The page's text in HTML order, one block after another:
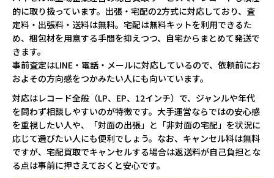
的に取り扱っています。出張・宅配の2方式に対応しており、査
定料・出張料・送料は無料。宅配は無料キットを利用できるた
め、梱包材を用意する手間を抑えつつ、自宅からまとめて発送で
きます。
事前査定はLINE・電話・メールに対応しているので、依頼前にお
およその方向感をつかみたい人にも向いています。
対応はレコード全般（LP、EP、12インチ）で、ジャンルや年代
を問わず相談しやすいのが特徴です。大手運営ならではの安心感
を重視したい人や、「対面の出張」と「非対面の宅配」を状況に
応じて選びたい人にも便利でしょう。なお、キャンセル料は無料
ですが、宅配買取でキャンセルする場合は返送料が自己負担とな
る点は事前に押さえておくと安心です。